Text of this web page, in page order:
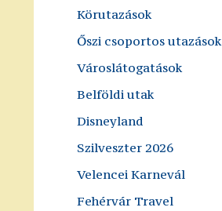
Körutazások
Őszi csoportos utazások
Városlátogatások
Belföldi utak
Disneyland
Szilveszter 2026
Velencei Karnevál
Fehérvár Travel